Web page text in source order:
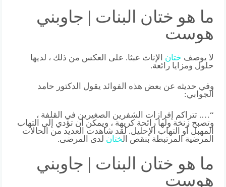
ما هو ختان البنات | جاوبني
هوست
لا يوصف ختان الإناث عبثا. على العكس من ذلك ، لديها
حلول ومزايا رائعة.
وفي حديثه عن بعض هذه الفوائد يقول الدكتور حامد
الجوابي:
“…. تتراكم إفرازات الشفرين الصغيرين في القلفة ،
وتصبح زنخة ولها رائحة كريهة ، ويمكن أن تؤدي إلى التهاب
المهبل أو التهاب الإحليل. لقد شاهدت العديد من الحالات
المرضية المرتبطة بنقص ال ختان لدى المرضى.
ما هو ختان البنات | جاوبني
هوست